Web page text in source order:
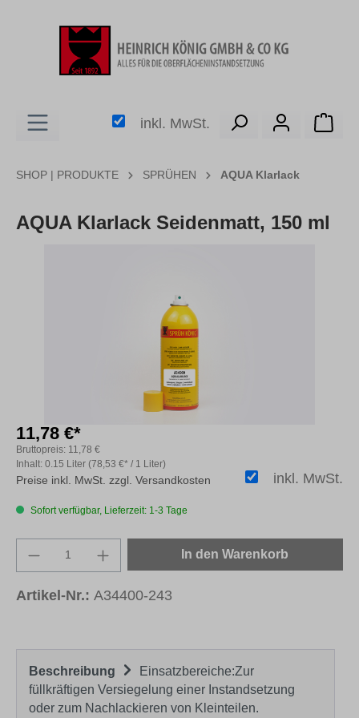
inkl. MwSt.
SHOP | PRODUKTE SPRÜHEN AQUA Klarlack
AQUA Klarlack Seidenmatt, 150 ml
11,78 €*
Inhalt: 0.15 Liter (78,53 €* / 1 Liter)
Bruttopreis: 11,78 €
inkl. MwSt.
Preise inkl. MwSt. zzgl. Versandkosten
Sofort verfügbar, Lieferzeit: 1-3 Tage
Produkt Anzahl: Gib den gewünschten
In den Warenkorb
Artikel-Nr.: A34400-243
Beschreibung
Einsatzbereiche:Zur
füllkräftigen Versiegelung einer Instandsetzung
oder zum Nachlackieren von Kleinteilen.